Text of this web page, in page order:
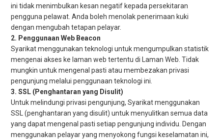
ini tidak menimbulkan kesan negatif kepada persekitaran
pengguna pelawat. Anda boleh menolak penerimaan kuki
dengan mengubah tetapan pelayar.
Penggunaan Web Beacon
Syarikat menggunakan teknologi untuk mengumpulkan statistik
mengenai akses ke laman web tertentu di Laman Web. Tidak
mungkin untuk mengenal pasti atau membezakan privasi
pengunjung melalui penggunaan teknologi ini.
SSL (Penghantaran yang Disulit)
Untuk melindungi privasi pengunjung, Syarikat menggunakan
SSL (penghantaran yang disulit) untuk menyulitkan semua data
yang dapat mengenal pasti setiap pengunjung individu. Dengan
menggunakan pelayar yang menyokong fungsi keselamatan ini,